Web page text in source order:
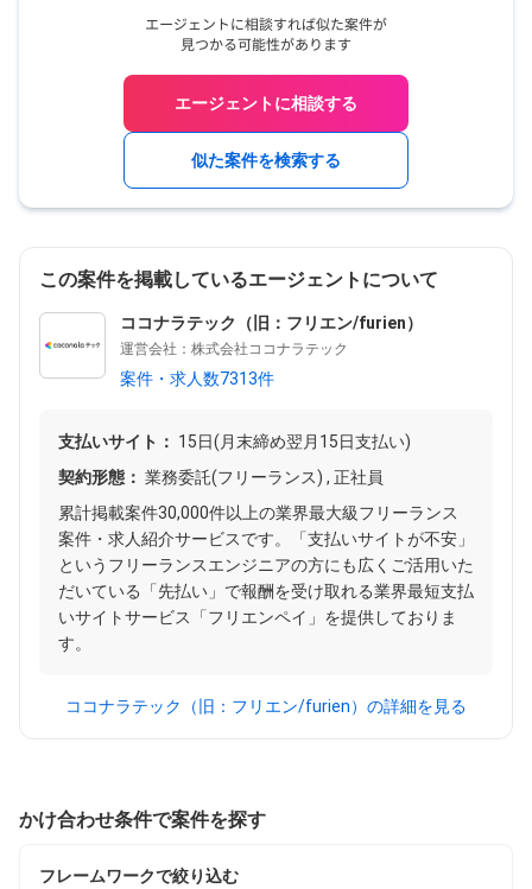
エージェントに相談する
似た案件を検索する
この案件を掲載しているエージェントについて
ココナラテック（旧：フリエン/furien）
運営会社：株式会社ココナラテック
案件・求人数7313件
支払いサイト： 15日(月末締め翌月15日支払い)
契約形態： 業務委託(フリーランス) , 正社員
累計掲載案件30,000件以上の業界最大級フリーランス
案件・求人紹介サービスです。「支払いサイトが不安」
というフリーランスエンジニアの方にも広くご活用いた
だいている「先払い」で報酬を受け取れる業界最短支払
いサイトサービス「フリエンペイ」を提供しておりま
す。
ココナラテック（旧：フリエン/furien）の詳細を見る
かけ合わせ条件で案件を探す
フレームワークで絞り込む